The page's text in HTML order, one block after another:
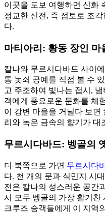
이곳을 도보 여행하면 신화
정교한 신전, 즉 점토로 조
다.
마티아리: 황동 장인 마
칼나와 무르시다바드 사이
통 놋쇠 공예를 직접 볼 수
고 주조하여 빛나는 접시,
객에게 풍요로운 문화를 체
이 강변 마을을 거닐다 보면
리와 녹은 금속의 향기가 대
무르시다바드: 벵골의
더 북쪽으로 가면 무르시다
다. 천 개의 문과 식민지 시
전은 칼나의 성스러운 공간
시 모두 벵골의 가장 활기찬
크루즈 승객들에게 이 지역